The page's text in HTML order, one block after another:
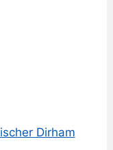
Dirham